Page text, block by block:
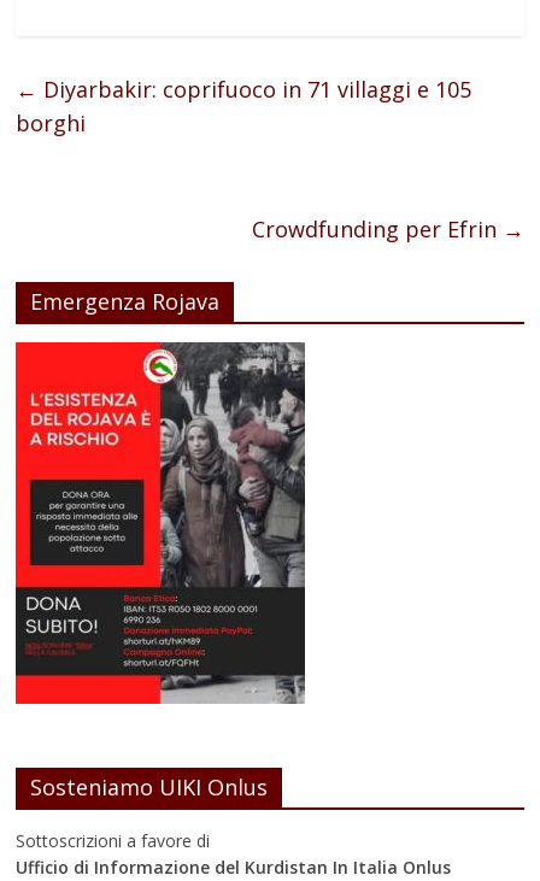
← Diyarbakir: coprifuoco in 71 villaggi e 105
borghi
Crowdfunding per Efrin →
Emergenza Rojava
Sosteniamo UIKI Onlus
Sottoscrizioni a favore di
Ufficio di Informazione del Kurdistan In Italia Onlus